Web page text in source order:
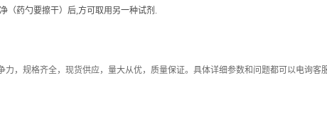
（药勺要擦干）后,方可取用另一种试剂.
，规格齐全，现货供应，量大从优，质量保证。具体详细参数和问题都可以电询客服